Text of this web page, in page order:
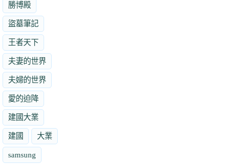
勝博殿
盜墓筆記
王者天下
夫妻的世界
夫婦的世界
愛的迫降
建國大業
建國 大業
samsung